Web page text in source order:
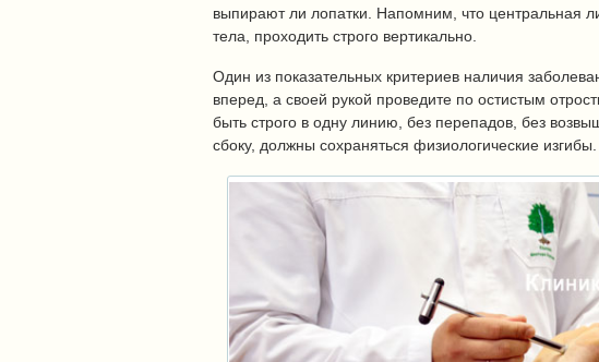
выпирают ли лопатки. Напомним, что центральная
тела, проходить строго вертикально.
Один из показательных критериев наличия
вперед, а своей рукой проведите по остистым
быть строго в одну линию, без перепадов, без
сбоку, должны сохраняться физиологические изгибы.